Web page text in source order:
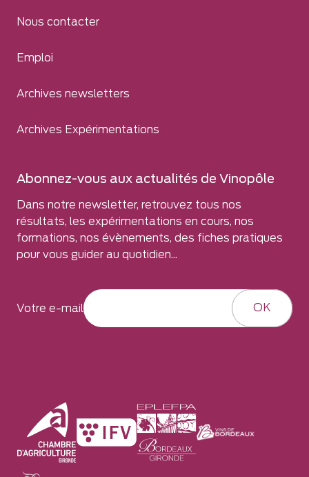
Nous contacter
Emploi
Archives newsletters
Archives Expérimentations
Abonnez-vous aux actualités de Vinopôle
Dans notre newsletter, retrouvez tous nos
résultats, les expérimentations en cours, nos
formations, nos évènements, des fiches pratiques
pour vous guider au quotidien...
Votre e-mail OK